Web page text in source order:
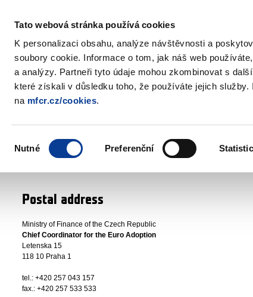
Tato webová stránka používá cookies
K personalizaci obsahu, analýze návštěvnosti a
soubory cookie. Informace o tom, jak náš web
a analýzy. Partneři tyto údaje mohou zkombinovat s
které získali v důsledku toho, že používáte jejich
na mfcr.cz/cookies.
souhlasu
Nutné Preferenční
Home Contacts
Contacts
Informative e-mail address
Postal address
Ministry of Finance of the Czech Republic
Chief Coordinator for the Euro Adoption
Letenska 15
118 10 Praha 1
tel.: +420 257 043 157
fax.: +420 257 533 533